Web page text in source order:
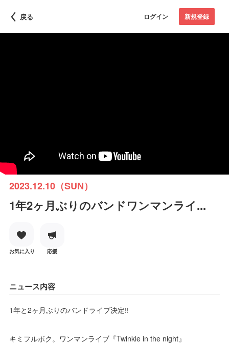
戻る ログイン 新規登録
2023.12.10（SUN）
1年2ヶ月ぶりのバンドワンマンライ...
お気に入り 応援
ニュース内容
1年と2ヶ月ぶりのバンドライブ決定‼️
キミフルボク。ワンマンライブ『Twinkle in the night』